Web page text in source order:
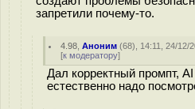
запретили почему-то.
4.98 ,Аноним (68), 14:11, 24/12/
[к модератору]
Дал корректный промпт,
естественно надо